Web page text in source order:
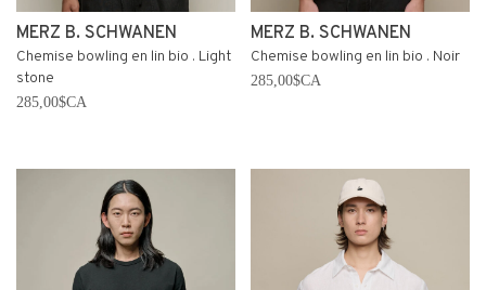
MERZ B. SCHWANEN
Chemise bowling en lin bio . Light
stone
285,00$CA
MERZ B. SCHWANEN
Chemise bowling en lin bio . Noir
285,00$CA